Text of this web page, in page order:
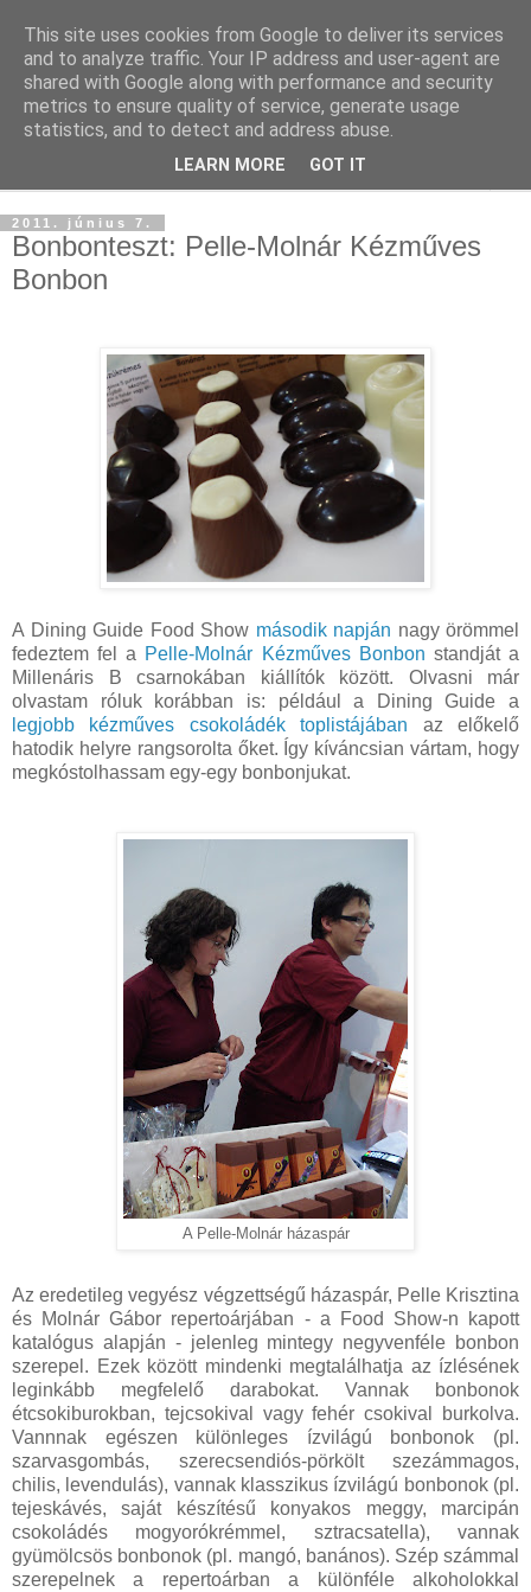
2011. június 7.
Bonbonteszt: Pelle-Molnár Kézműves
Bonbon
A Dining Guide Food Show második napján nagy örömmel
fedeztem fel a Pelle-Molnár Kézműves Bonbon standját a
Millenáris B csarnokában kiállítók között. Olvasni már
olvastam róluk korábban is: például a Dining Guide a
legjobb kézműves csokoládék toplistájában az előkelő
hatodik helyre rangsorolta őket. Így kíváncsian vártam, hogy
megkóstolhassam egy-egy bonbonjukat.
A Pelle-Molnár házaspár
Az eredetileg vegyész végzettségű házaspár, Pelle Krisztina
és Molnár Gábor repertoárjában - a Food Show-n kapott
katalógus alapján - jelenleg mintegy negyvenféle bonbon
szerepel. Ezek között mindenki megtalálhatja az ízlésének
leginkább megfelelő darabokat. Vannak bonbonok
étcsokiburokban, tejcsokival vagy fehér csokival burkolva.
Vannnak egészen különleges ízvilágú bonbonok (pl.
szarvasgombás, szerecsendiós-pörkölt szezámmagos,
chilis, levendulás), vannak klasszikus ízvilágú bonbonok (pl.
tejeskávés, saját készítésű konyakos meggy, marcipán
csokoládés mogyorókrémmel, sztracsatella), vannak
gyümölcsös bonbonok (pl. mangó, banános). Szép számmal
szerepelnek a repertoárban a különféle alkoholokkal
This site uses cookies from Google to deliver its services
and to analyze traffic. Your IP address and user-agent are
shared with Google along with performance and security
metrics to ensure quality of service, generate usage
statistics, and to detect and address abuse.
LEARN MORE GOT IT